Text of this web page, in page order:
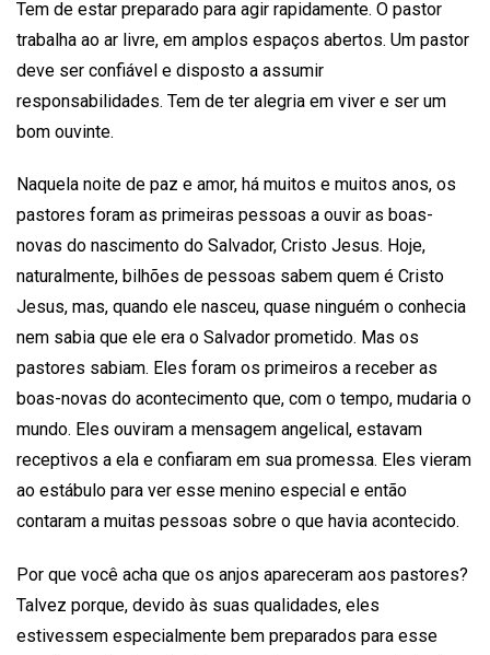
Tem de estar preparado para agir rapidamente. O pastor
trabalha ao ar livre, em amplos espaços abertos. Um pastor
deve ser confiável e disposto a assumir
responsabilidades. Tem de ter alegria em viver e ser um
bom ouvinte.
Naquela noite de paz e amor, há muitos e muitos anos, os
pastores foram as primeiras pessoas a ouvir as boas-
novas do nascimento do Salvador, Cristo Jesus. Hoje,
naturalmente, bilhões de pessoas sabem quem é Cristo
Jesus, mas, quando ele nasceu, quase ninguém o conhecia
nem sabia que ele era o Salvador prometido. Mas os
pastores sabiam. Eles foram os primeiros a receber as
boas-novas do acontecimento que, com o tempo, mudaria o
mundo. Eles ouviram a mensagem angelical, estavam
receptivos a ela e confiaram em sua promessa. Eles vieram
ao estábulo para ver esse menino especial e então
contaram a muitas pessoas sobre o que havia acontecido.
Por que você acha que os anjos apareceram aos pastores?
Talvez porque, devido às suas qualidades, eles
estivessem especialmente bem preparados para esse